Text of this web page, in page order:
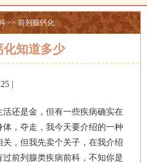
>>前列腺钙化
化知道多少
|
还是金，但有一些疾病确实在
，夺走，我今天要介绍的一种
，但我先卖个关子，在我介绍
前列腺类疾病前科，不知你是